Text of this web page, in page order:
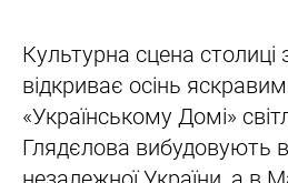
Культурна сцена столиці
відкриває осінь
«Українському Домі»
Глядєлова вибудовують